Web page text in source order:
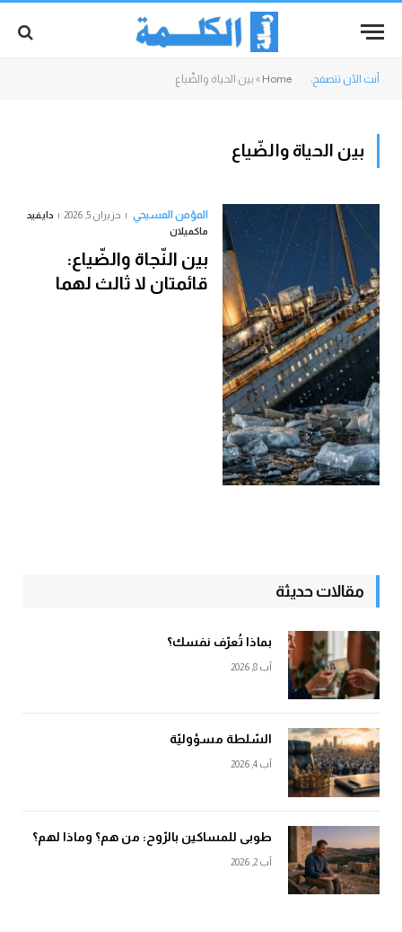
أنت الآن تتصفح: Home
» بين الحياة والضّياع
بين الحياة والضّياع
المؤمن المسيحي حزيران 5, 2026
دايفيد
ماكميلان
بين النّجاة والضّياع:
قائمتان لا ثالث لهما
مقالات حديثة
بماذا تُعرّف نفسك؟
آب 8, 2026
السّلطة مسؤوليّة
آب 4, 2026
طوبى للمساكين بالرّوح: من هم؟ وماذا لهم؟
آب 2, 2026